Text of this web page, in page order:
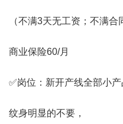
（不满3天无工资；不满合
商业保险60/月
✅岗位：新开产线全部小产
纹身明显的不要，